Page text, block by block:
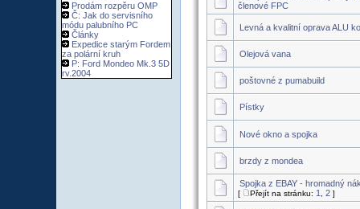
Prodám rozpěru OMP
Č: Jak do servisního
módu palubního PC
Články
Expedice starým Fordem
za polární kruh
P: Ford Mondeo Mk.3 5D
rv.2004
členové FPC
Levná a kvalitní oprava ALU
Olejová vana
poštovné z pumabuild
Pístky
Nové okno a spojka
brzdy z mondea
Spojka z EBAY - hromadný
[ Přejít na stránku: 1 2 ]